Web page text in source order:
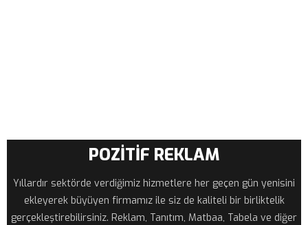
POZİTİF REKLAM
Yıllardır sektörde verdiğimiz hizmetlere her geçen gün yenisini
ekleyerek büyüyen firmamız ile siz de kaliteli bir birliktelik
gerçekleştirebilirsiniz. Reklam, Tanıtım, Matbaa, Tabela ve diğer